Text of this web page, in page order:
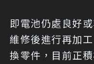
即電池仍處良好
維修後進行再加
換零件，目前正